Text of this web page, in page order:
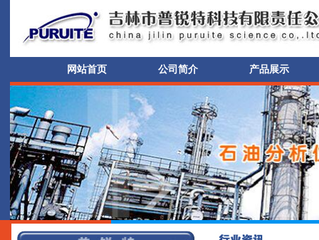
网站首页 公司简介 产品展示